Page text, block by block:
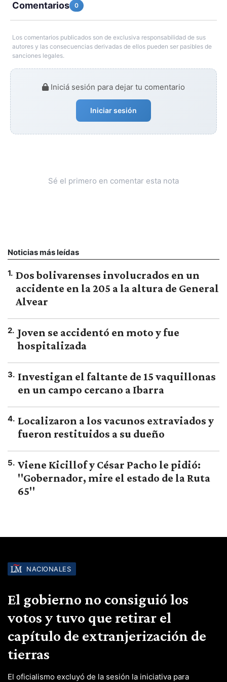
Comentarios 0
Los comentarios publicados son de exclusiva responsabilidad de sus
autores y las consecuencias derivadas de ellos pueden ser pasibles de
sanciones legales.
Iniciá sesión para dejar tu comentario
Iniciar sesión
Sé el primero en comentar esta nota
Noticias más leídas
1. Dos bolivarenses involucrados en un
accidente en la 205 a la altura de General
Alvear
2. Joven se accidentó en moto y fue
hospitalizada
3. Investigan el faltante de 15 vaquillonas
en un campo cercano a Ibarra
4. Localizaron a los vacunos extraviados y
fueron restituidos a su dueño
5. Viene Kicillof y César Pacho le pidió:
"Gobernador, mire el estado de la Ruta
65"
NACIONALES
El gobierno no consiguió los
votos y tuvo que retirar el
capítulo de extranjerización de
tierras
El oficialismo excluyó de la sesión la iniciativa para